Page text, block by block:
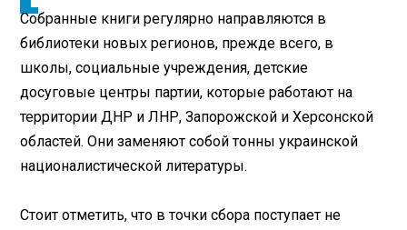
Собранные книги регулярно направляются в
библиотеки новых регионов, прежде всего, в
школы, социальные учреждения, детские
досуговые центры партии, которые работают на
территории ДНР и ЛНР, Запорожской и Херсонской
областей. Они заменяют собой тонны украинской
националистической литературы.
Стоит отметить, что в точки сбора поступает не